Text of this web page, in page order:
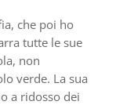
che poi ho
tutte le sue
non
verde. La sua
a ridosso dei